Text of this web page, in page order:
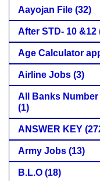
Aayojan File (32)
After STD- 10 &12
Age Calculator
Airline Jobs (3)
All Banks
(1)
ANSWER KEY
Army Jobs (13)
B.L.O (18)